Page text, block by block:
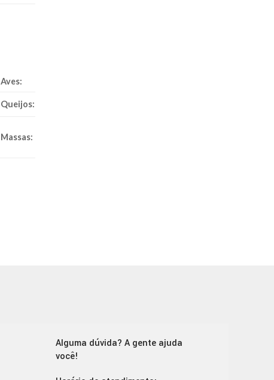
Aves:
Queijos:
Massas:
Alguma dúvida? A gente ajuda
você!